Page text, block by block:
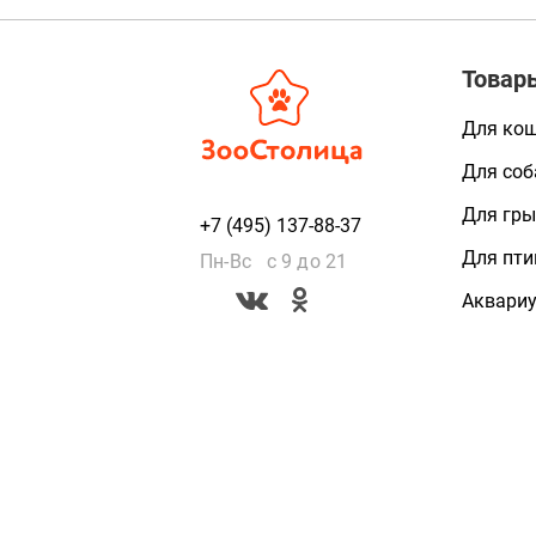
+7 (495) 137-88-37
Пн-Вс с 9 до 21
Для
Для
Для
Для